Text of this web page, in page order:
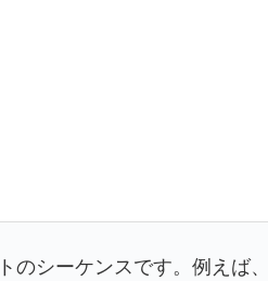
シーケンスです。例えば